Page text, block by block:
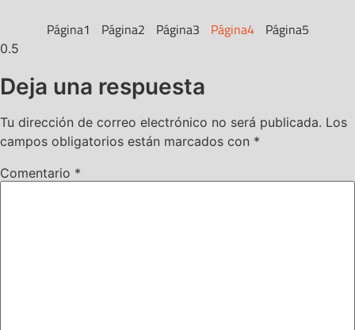
Página1 Página2 Página3 Página4 Página5
Deja una respuesta
Tu dirección de correo electrónico no será publicada. Los
campos obligatorios están marcados con *
Comentario *